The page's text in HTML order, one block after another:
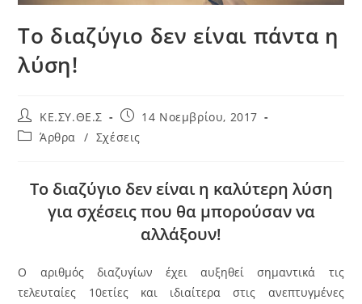
Το διαζύγιο δεν είναι πάντα η
λύση!
KE.ΣΥ.ΘΕ.Σ
14 Νοεμβρίου, 2017
Άρθρα / Σχέσεις
Το διαζύγιο δεν είναι η καλύτερη λύση
για σχέσεις που θα μπορούσαν να
αλλάξουν!
Ο αριθμός διαζυγίων έχει αυξηθεί σημαντικά τις
τελευταίες 10ετίες και ιδιαίτερα στις ανεπτυγμένες